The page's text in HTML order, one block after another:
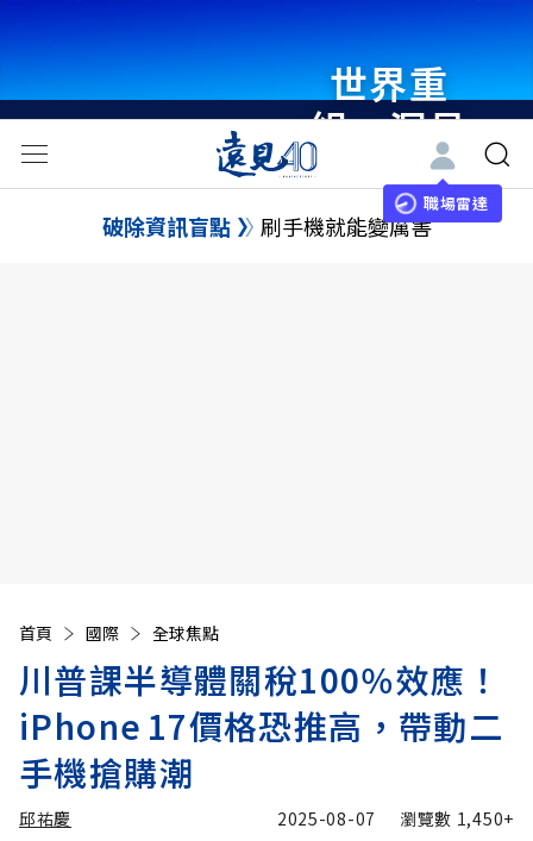
世界重
組・洞見
未來 與
世界領袖
職場雷達
破除資訊盲點 刷手機就能變厲害
首頁 國際 全球焦點
川普課半導體關稅100％效應！
iPhone 17價格恐推高，帶動二
手機搶購潮
邱祐慶 2025-08-07 瀏覽數 1,450+